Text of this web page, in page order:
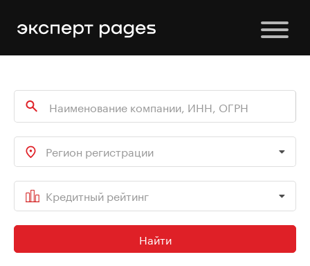
Регион регистрации
Кредитный рейтинг
Найти